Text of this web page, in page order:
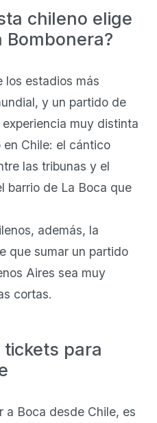
chileno elige
Bombonera?
los estadios más
y un partido de
muy distinta
Chile: el cántico
las tribunas y el
barrio de La Boca que
además, la
que sumar un partido
Aires sea muy
cortas.
para
a Boca desde Chile, es